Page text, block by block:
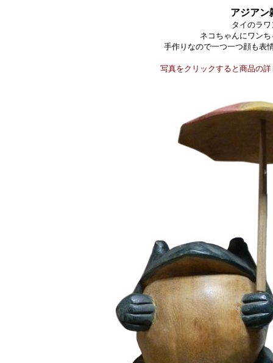
アジア
タイのラ
ネコちゃんにワン
手作りなので一つ一つ顔も表
写真をクリックすると商品の